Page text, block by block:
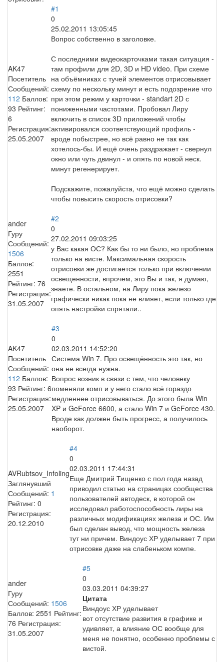
AK47
Посетитель
Сообщений:
112 Баллов:
93 Рейтинг:
6
Регистрация:
25.05.2007
#1
0
25.02.2011 13:05:45
Вопрос собственно в заголовке.
С последними видеокарточками такая ситуация -
там профили для 2D, 3D и HD video. При схеме
на объёмниках с тучей элементов отрисовывает
схему по нескольку минут и есть подозрение что
при этом режим у карточки - standart 2D с
пониженными частотами. Пробовал Лиру
включить в список 3D приложений чтобы
активировался соответствующий профиль -
вроде побыстрее, но всё равно не так как
хотелось-бы. И ещё очень раздражает - свернул
окно или чуть двинул - и опять по новой неск.
минут регенерирует.
Подскажите, пожалуйста, что ещё можно сделать
чтобы повысить скорость отрисовки?
ander
Гуру
Сообщений:
1506
Баллов:
2551
Рейтинг: 76
Регистрация:
31.05.2007
#2
0
27.02.2011 09:03:25
у Вас какая ОС? Как бы то ни было, но проблема
только на висте. Максимальная скорость
отрисовки же достигается только при включении
освещенности, впрочем, это Вы и так, я думаю,
знаете. В остальном, на Лиру пока железо
графически никак пока не влияет, если только где
опять настройки спрятали..
AK47
Посетитель
Сообщений:
112 Баллов:
93 Рейтинг: 6
Регистрация:
25.05.2007
#3
0
02.03.2011 14:52:20
Система Win 7. Про освещённость это так, но
она не всегда нужна.
Вопрос возник в связи с тем, что человеку
поменяли комп и у него стало всё гораздо
медленнее отрисовываться. До этого была Win
XP и GeForce 6600, а стало Win 7 и GeForce 430.
Вроде как должен быть прогресс, а получилось
наоборот.
AVRubtsov_Infoling
Заглянувший
Сообщений: 1
Рейтинг: 0
Регистрация:
20.12.2010
#4
0
02.03.2011 17:44:31
Еще Дмитрий Тищенко с пол года назад
приводил статью на страницах сообщества
пользователей автодеск, в которой он
исследовал работоспособность лиры на
различных модификациях железа и ОС. Им
был сделан вывод, что мощность железа
тут ни причем. Виндоус ХР уделывает 7 при
отрисовке даже на слабеньком компе.
ander
Гуру
Сообщений: 1506
Баллов: 2551 Рейтинг:
76 Регистрация:
31.05.2007
#5
0
03.03.2011 04:39:27
Цитата
Виндоус ХР уделывает
вот отсутствие развития в графике и
удивляет, а влияние ОС вообще для
меня не понятно, особенно проблемы с
вистой.